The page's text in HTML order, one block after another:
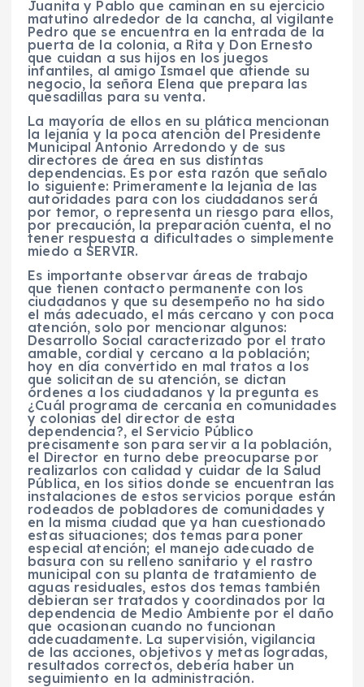
Juanita y Pablo que caminan en su ejercicio
matutino alrededor de la cancha, al vigilante
Pedro que se encuentra en la entrada de la
puerta de la colonia, a Rita y Don Ernesto
que cuidan a sus hijos en los juegos
infantiles, al amigo Ismael que atiende su
negocio, la señora Elena que prepara las
quesadillas para su venta.
La mayoría de ellos en su plática mencionan
la lejanía y la poca atención del Presidente
Municipal Antonio Arredondo y de sus
directores de área en sus distintas
dependencias. Es por esta razón que señalo
lo siguiente: Primeramente la lejanía de las
autoridades para con los ciudadanos será
por temor, o representa un riesgo para ellos,
por precaución, la preparación cuenta, el no
tener respuesta a dificultades o simplemente
miedo a SERVIR.
Es importante observar áreas de trabajo
que tienen contacto permanente con los
ciudadanos y que su desempeño no ha sido
el más adecuado, el más cercano y con poca
atención, solo por mencionar algunos:
Desarrollo Social caracterizado por el trato
amable, cordial y cercano a la población;
hoy en día convertido en mal tratos a los
que solicitan de su atención, se dictan
órdenes a los ciudadanos y la pregunta es
¿Cuál programa de cercanía en comunidades
y colonias del director de esta
dependencia?, el Servicio Público
precisamente son para servir a la población,
el Director en turno debe preocuparse por
realizarlos con calidad y cuidar de la Salud
Pública, en los sitios donde se encuentran las
instalaciones de estos servicios porque están
rodeados de pobladores de comunidades y
en la misma ciudad que ya han cuestionado
estas situaciones; dos temas para poner
especial atención; el manejo adecuado de
basura con su relleno sanitario y el rastro
municipal con su planta de tratamiento de
aguas residuales, estos dos temas también
debieran ser tratados y coordinados por la
dependencia de Medio Ambiente por el daño
que ocasionan cuando no funcionan
adecuadamente. La supervisión, vigilancia
de las acciones, objetivos y metas logradas,
resultados correctos, debería haber un
seguimiento en la administración.